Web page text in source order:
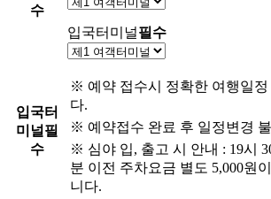
수
입국터
미널 필
수
입국터미널필수
※ 예약 접수시 정확한 여행일정
다.
※ 예약접수 완료 후 일정변경
※ 심야 입, 출고 시 안내 : 19시
분 이전 주차요금 별도 5,000원
니다.